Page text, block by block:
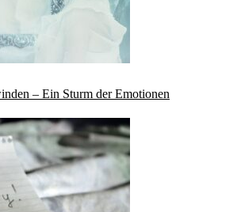
– Ein Sturm der Emotionen